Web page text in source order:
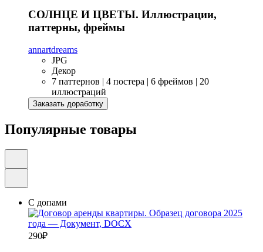
СОЛНЦЕ И ЦВЕТЫ. Иллюстрации,
паттерны, фреймы
annartdreams
JPG
Декор
7 паттернов | 4 постера | 6 фреймов | 20
иллюстраций
Заказать доработку
Популярные товары
С допами
290₽